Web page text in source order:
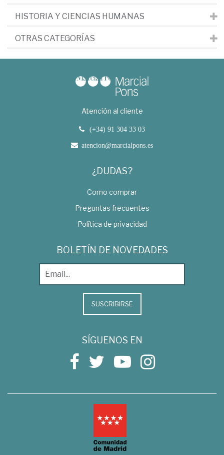
HISTORIA Y CIENCIAS HUMANAS
OTRAS CATEGORÍAS
Atención al cliente
(+34) 91 304 33 03
atencion@marcialpons.es
¿DUDAS?
Como comprar
Preguntas frecuentes
Política de privacidad
BOLETÍN DE NOVEDADES
SUSCRIBIRSE
SÍGUENOS EN